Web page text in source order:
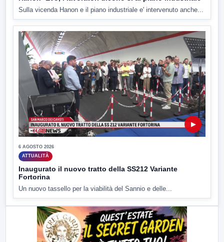
Sulla vicenda Hanon e il piano industriale e' intervenuto anche...
▶
6 AGOSTO 2026
ATTUALITÀ
Inaugurato il nuovo tratto della SS212 Variante
Fortorina
Un nuovo tassello per la viabilità del Sannio e delle...